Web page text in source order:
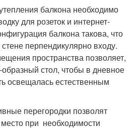
балкона необходимо
для розеток и интернет-
балкона такова, что
перпендикулярно входу.
пространства позволяет,
стол, чтобы в дневное
освещалась естественным
перегородки позволят
при необходимости